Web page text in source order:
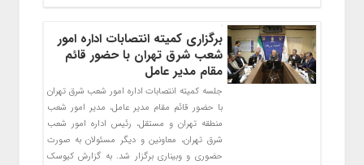
برگزاری کمیته انتصابات اداره امور
شعب شرق تهران با حضور قائم
مقام مدیر عامل
جلسه کمیته انتصابات اداره امور شعب شرق تهران
با حضور قائم مقام مدیر عامل، مدیر امور شعب
منطقه تهران و مستقل، رئیس اداره امور شعب
شرق تهران، معاونین و دیگر مسئولان به صورت
حضوری و وبیناری برگزار شد. به گزارش کیوسک